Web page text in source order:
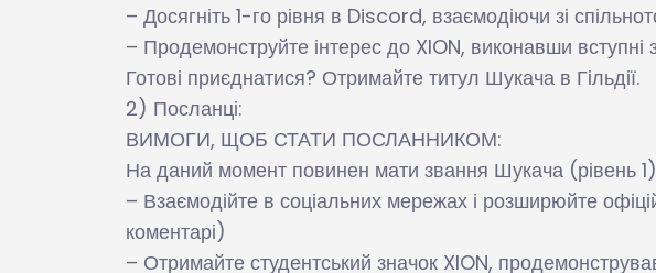
– Досягніть 1-го рівня в Discord, взаємодіючи зі
– Продемонструйте інтерес до XION, виконавши
Готові приєднатися? Отримайте титул Шукача в Гільдії.
2) Посланці:
ВИМОГИ, ЩОБ СТАТИ ПОСЛАННИКОМ:
На даний момент повинен мати звання Шукача (рівень
– Взаємодійте в соціальних мережах і розширюйте
коментарі)
– Отримайте студентський значок XION,